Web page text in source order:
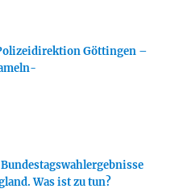
Göttingen –
Was ist zu tun?